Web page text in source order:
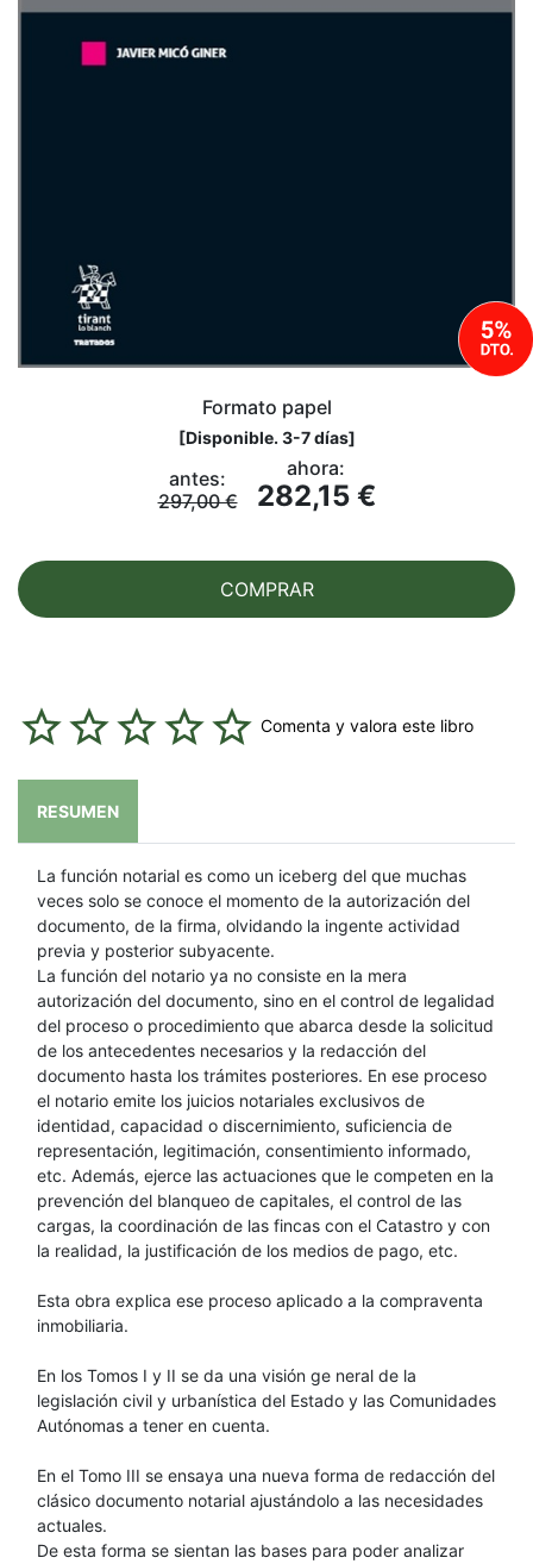
Formato papel
[Disponible. 3-7 días]
antes:
297,00 €
ahora:
282,15 €
COMPRAR
Comenta y valora este libro
RESUMEN
La función notarial es como un iceberg del que muchas
veces solo se conoce el momento de la autorización del
documento, de la firma, olvidando la ingente actividad
previa y posterior subyacente.
La función del notario ya no consiste en la mera
autorización del documento, sino en el control de legalidad
del proceso o procedimiento que abarca desde la solicitud
de los antecedentes necesarios y la redacción del
documento hasta los trámites posteriores. En ese proceso
el notario emite los juicios notariales exclusivos de
identidad, capacidad o discernimiento, suficiencia de
representación, legitimación, consentimiento informado,
etc. Además, ejerce las actuaciones que le competen en la
prevención del blanqueo de capitales, el control de las
cargas, la coordinación de las fincas con el Catastro y con
la realidad, la justificación de los medios de pago, etc.
Esta obra explica ese proceso aplicado a la compraventa
inmobiliaria.
En los Tomos I y II se da una visión ge neral de la
legislación civil y urbanística del Estado y las Comunidades
Autónomas a tener en cuenta.
En el Tomo III se ensaya una nueva forma de redacción del
clásico documento notarial ajustándolo a las necesidades
actuales.
De esta forma se sientan las bases para poder analizar